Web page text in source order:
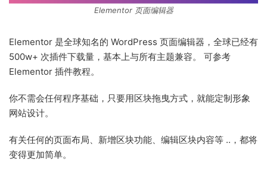
Elementor 页面编辑器
Elementor 是全球知名的 WordPress 页面编辑器，全球已经有
500w+ 次插件下载量，基本上与所有主题兼容。 可参考
Elementor 插件教程。
你不需会任何程序基础，只要用区块拖曳方式，就能定制形象
网站设计。
有关任何的页面布局、新增区块功能、编辑区块内容等 ..，都将
变得更加简单。